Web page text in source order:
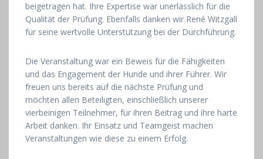
beigetragen hat. Ihre Expertise war unerlässlich für die
Qualität der Prüfung. Ebenfalls danken wir René Witzgall
für seine wertvolle Unterstützung bei der Durchführung.
Die Veranstaltung war ein Beweis für die Fähigkeiten
und das Engagement der Hunde und ihrer Führer. Wir
freuen uns bereits auf die nächste Prüfung und
möchten allen Beteiligten, einschließlich unserer
vierbeinigen Teilnehmer, für ihren Beitrag und ihre harte
Arbeit danken. Ihr Einsatz und Teamgeist machen
Veranstaltungen wie diese zu einem Erfolg.